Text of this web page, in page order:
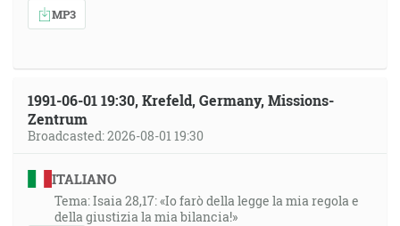
MP3
1991-06-01 19:30, Krefeld, Germany, Missions-
Zentrum
Broadcasted: 2026-08-01 19:30
ITALIANO
Tema: Isaia 28,17: «Io farò della legge la mia regola e
della giustizia la mia bilancia!»